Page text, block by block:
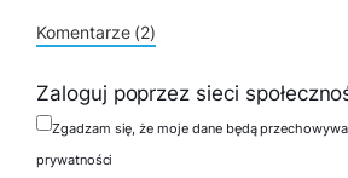
Komentarze (2)
Zaloguj poprzez sieci
Zgadzam się, że moje dane będą
prywatności